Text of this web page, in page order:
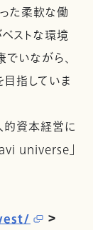
た柔軟な働
ストな環境
でいながら、
指していま
資本経営に
universe」
＞